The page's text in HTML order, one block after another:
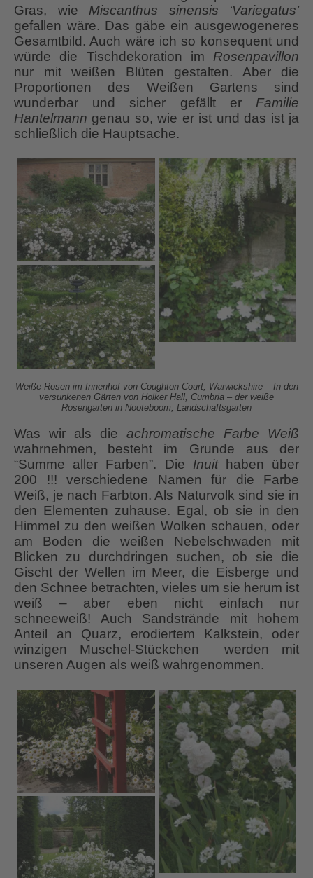
Gras, wie Miscanthus sinensis ‘Variegatus’
gefallen wäre. Das gäbe ein ausgewogeneres
Gesamtbild. Auch wäre ich so konsequent und
würde die Tischdekoration im Rosenpavillon
nur mit weißen Blüten gestalten. Aber die
Proportionen des Weißen Gartens sind
wunderbar und sicher gefällt er Familie
Hantelmann genau so, wie er ist und das ist ja
schließlich die Hauptsache.
Weiße Rosen im Innenhof von Coughton Court, Warwickshire – In den
versunkenen Gärten von Holker Hall, Cumbria – der weiße
Rosengarten in Nooteboom, Landschaftsgarten
Was wir als die achromatische Farbe Weiß
wahrnehmen, besteht im Grunde aus der
“Summe aller Farben”. Die Inuithaben über
200 !!! verschiedene Namen für die Farbe
Weiß, je nach Farbton. Als Naturvolk sind sie in
den Elementen zuhause. Egal, ob sie in den
Himmel zu den weißen Wolken schauen, oder
am Boden die weißen Nebelschwaden mit
Blicken zu durchdringen suchen, ob sie die
Gischt der Wellen im Meer, die Eisberge und
den Schnee betrachten, vieles um sie herum ist
weiß – aber eben nicht einfach nur
schneeweiß! Auch Sandstrände mit hohem
Anteil an Quarz, erodiertem Kalkstein, oder
winzigen Muschel-Stückchen werden mit
unseren Augen als weiß wahrgenommen.